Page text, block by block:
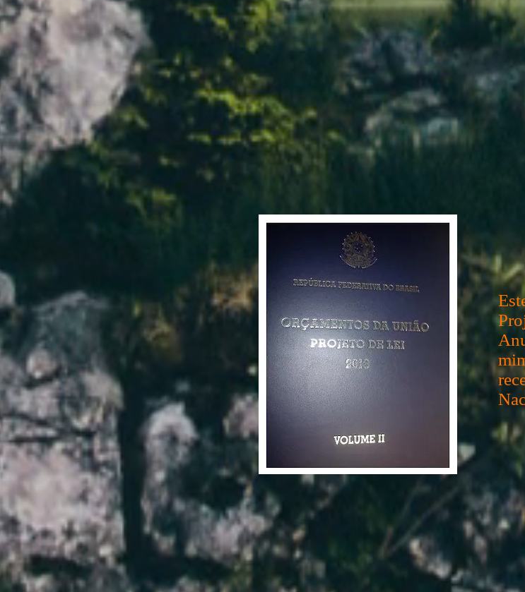
Agora vamos estudar a matéria desta nossa
Nesta aula estudaremos os instrumentos de
Federal. O Plano Plurianual (PPA), a Lei de
Orçamentária Anual (LOA) são as leis que